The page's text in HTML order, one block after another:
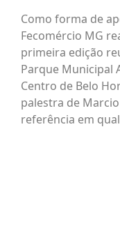
Como forma de
Fecomércio MG
primeira edição
Parque Municipal
Centro de Belo
palestra de
referência em